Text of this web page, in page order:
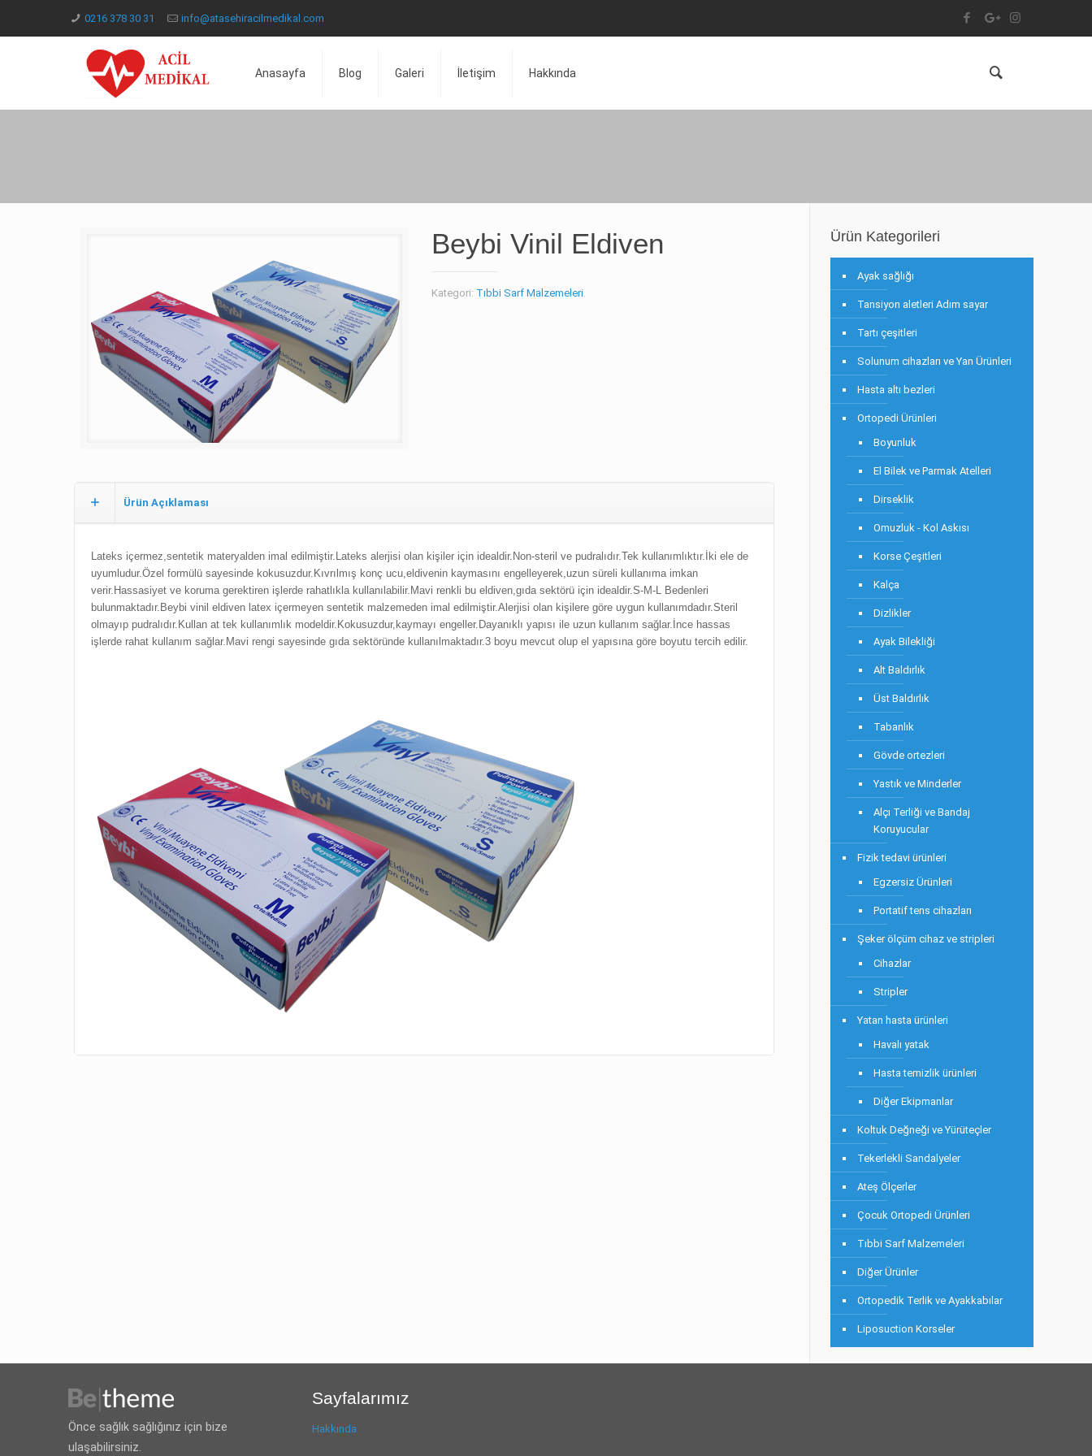
0216 378 30 31 info@atasehiracilmedikal.com
Anasayfa Blog Galeri İletişim Hakkında
Beybi Vinil Eldiven
Kategori: Tıbbi Sarf Malzemeleri.
Ürün Açıklaması
Lateks içermez,sentetik materyalden imal edilmiştir. Lateks alerjisi olan kişiler için idealdir. Non-steril ve pudralıdır.Tek kullanımlıktır. İki ele de
uyumludur.Özel formülü sayesinde kokusuzdur. Kıvrılmış konç ucu,eldivenin kaymasını engelleyerek,uzun süreli kullanıma imkan
verir. Hassasiyet ve koruma gerektiren işlerde rahatlıkla kullanılabilir. Mavi renkli bu eldiven,gıda sektörü için idealdir.S-M-L Bedenleri
bulunmaktadır.Beybi vinil eldiven latex içermeyen sentetik malzemeden imal edilmiştir.Alerjisi olan kişilere göre uygun kullanımdadır.Steril
olmayıp pudralıdır.Kullan at tek kullanımlık modeldir.Kokusuzdur,kaymayı engeller.Dayanıklı yapısı ile uzun kullanım sağlar.İnce hassas
işlerde rahat kullanım sağlar.Mavi rengi sayesinde gıda sektöründe kullanılmaktadır.3 boyu mevcut olup el yapısına göre boyutu tercih edilir.
Ürün Kategorileri
Ayak sağlığı
Tansiyon aletleri Adım sayar
Tartı çeşitleri
Solunum cihazları ve Yan Ürünleri
Hasta altı bezleri
Ortopedi Ürünleri
Boyunluk
El Bilek ve Parmak Atelleri
Dirseklik
Omuzluk - Kol Askısı
Korse Çeşitleri
Kalça
Dizlikler
Ayak Bilekliği
Alt Baldırlık
Üst Baldırlık
Tabanlık
Gövde ortezleri
Yastık ve Minderler
Alçı Terliği ve Bandaj
Koruyucular
Fizik tedavi ürünleri
Egzersiz Ürünleri
Portatif tens cihazları
Şeker ölçüm cihaz ve stripleri
Cihazlar
Stripler
Yatan hasta ürünleri
Havalı yatak
Hasta temizlik ürünleri
Diğer Ekipmanlar
Koltuk Değneği ve Yürüteçler
Tekerlekli Sandalyeler
Ateş Ölçerler
Çocuk Ortopedi Ürünleri
Tıbbi Sarf Malzemeleri
Diğer Ürünler
Ortopedik Terlik ve Ayakkabılar
Liposuction Korseler
Önce sağlık sağlığınız için bize
ulaşabilirsiniz.
Sayfalarımız
Hakkında